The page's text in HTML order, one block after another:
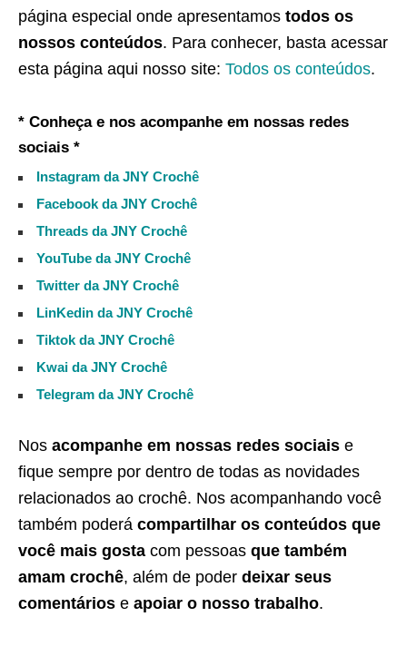
página especial onde apresentamos todos os
nossos conteúdos. Para conhecer, basta acessar
esta página aqui nosso site: Todos os conteúdos.
* Conheça e nos acompanhe em nossas redes
sociais *
Instagram da JNY Crochê
Facebook da JNY Crochê
Threads da JNY Crochê
YouTube da JNY Crochê
Twitter da JNY Crochê
LinKedin da JNY Crochê
Tiktok da JNY Crochê
Kwai da JNY Crochê
Telegram da JNY Crochê
Nos acompanhe em nossas redes sociais e
fique sempre por dentro de todas as novidades
relacionados ao crochê. Nos acompanhando você
também poderá compartilhar os conteúdos que
você mais gosta com pessoas que também
amam crochê, além de poder deixar seus
comentários e apoiar o nosso trabalho.